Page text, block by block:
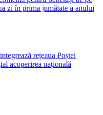
zi în prima jumătate a anului
rețeaua Poștei
acoperirea națională